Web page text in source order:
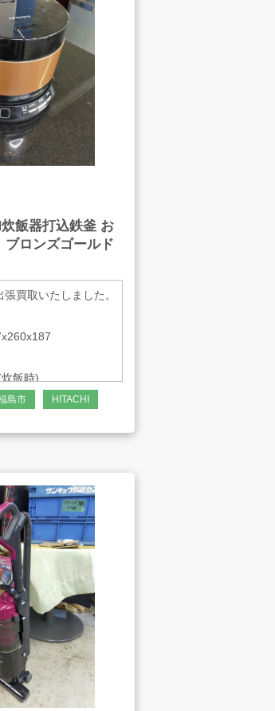
飯器打込鉄釜 お
ブロンズゴールド
買取いたしました。
飯時)
島市 HITACHI